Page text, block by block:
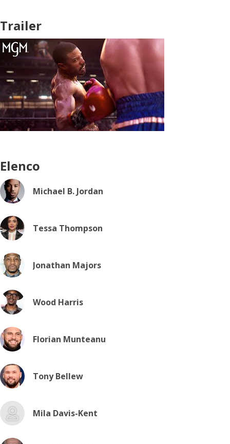
Trailer
Elenco
Michael B. Jordan
Tessa Thompson
Jonathan Majors
Wood Harris
Florian Munteanu
Tony Bellew
Mila Davis-Kent